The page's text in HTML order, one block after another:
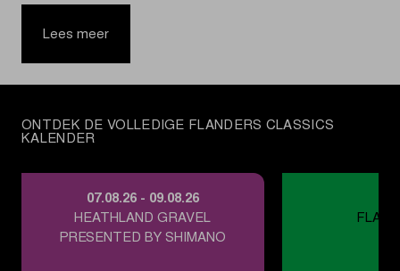
Lees meer
kunnen
Ronde
van
Limburg
Jeugd
ONTDEK DE VOLLEDIGE FLANDERS CLASSICS
KALENDER
07.08.26 - 09.08.26
HEATHLAND GRAVEL
PRESENTED BY SHIMANO